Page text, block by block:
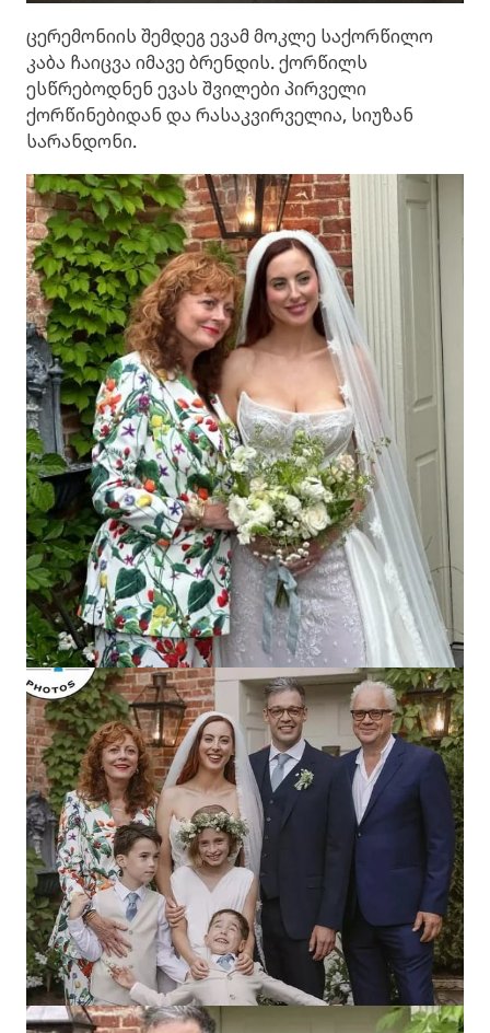
ცერემონიის შემდეგ ევამ მოკლე საქორწილო
კაბა ჩაიცვა იმავე ბრენდის. ქორწილს
ესწრებოდნენ ევას შვილები პირველი
ქორწინებიდან და რასაკვირველია, სიუზან
სარანდონი.